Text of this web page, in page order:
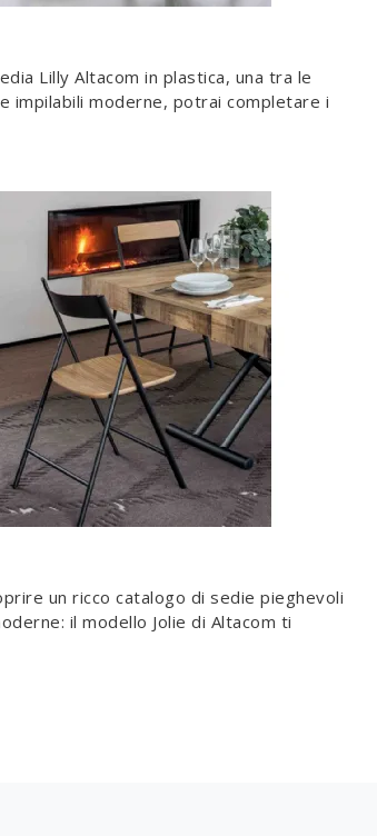
Lilly Altacom in plastica, una tra le
impilabili moderne, potrai completare i
un ricco catalogo di sedie pieghevoli
il modello Jolie di Altacom ti